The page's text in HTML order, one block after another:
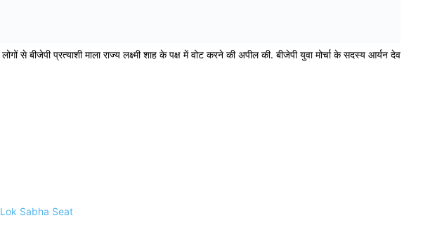
से बीजेपी प्रत्याशी माला राज्य लक्ष्मी शाह के पक्ष में वोट करने की अपील की. बीजेपी युवा मोर्चा के सदस्य आर्यन देव
Sabha Seat